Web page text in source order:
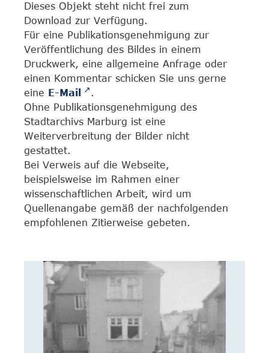
Dieses Objekt steht nicht frei zum
Download zur Verfügung.
Für eine Publikationsgenehmigung zur
Veröffentlichung des Bildes in einem
Druckwerk, eine allgemeine Anfrage oder
einen Kommentar schicken Sie uns gerne
eine E-Mail
.
Ohne Publikationsgenehmigung des
Stadtarchivs Marburg ist eine
Weiterverbreitung der Bilder nicht
gestattet.
Bei Verweis auf die Webseite,
beispielsweise im Rahmen einer
wissenschaftlichen Arbeit, wird um
Quellenangabe gemäß der nachfolgenden
empfohlenen Zitierweise gebeten.